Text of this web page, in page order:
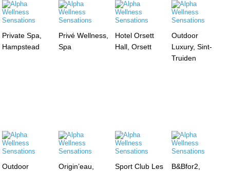
Private Spa,
Hampstead
Privé Wellness,
Spa
Hotel Orsett
Hall, Orsett
Outdoor
Luxury, Sint-
Truiden
Outdoor
Origin’eau,
Sport Club Les
B&Bfor2,